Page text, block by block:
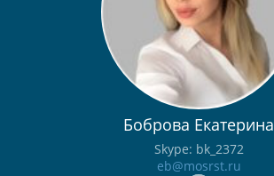
Боброва Екатерина
Skype: bk_2372
eb@mosrst.ru